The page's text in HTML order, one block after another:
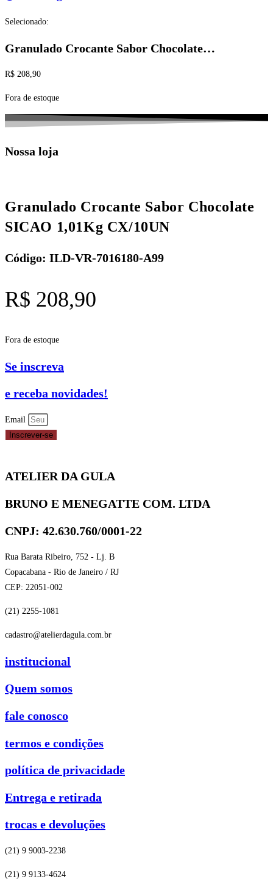
Selecionado:
Granulado Crocante Sabor Chocolate…
R$ 208,90
Fora de estoque
Nossa loja
Granulado Crocante Sabor Chocolate
SICAO 1,01Kg CX/10UN
Código: ILD-VR-7016180-A99
R$ 208,90
Fora de estoque
Se inscreva
e receba novidades!
Email
Inscrever-se
ATELIER DA GULA
BRUNO E MENEGATTE COM. LTDA
CNPJ: 42.630.760/0001-22
Rua Barata Ribeiro, 752 - Lj. B
Copacabana - Rio de Janeiro / RJ
CEP: 22051-002
(21) 2255-1081
cadastro@atelierdagula.com.br
institucional
Quem somos
fale conosco
termos e condições
política de privacidade
Entrega e retirada
trocas e devoluções
(21) 9 9003-2238
(21) 9 9133-4624